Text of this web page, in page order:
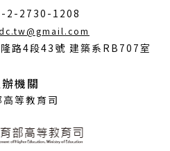
2-2730-1208
開
路4段43號 建築系RB707室
機關
等教育司